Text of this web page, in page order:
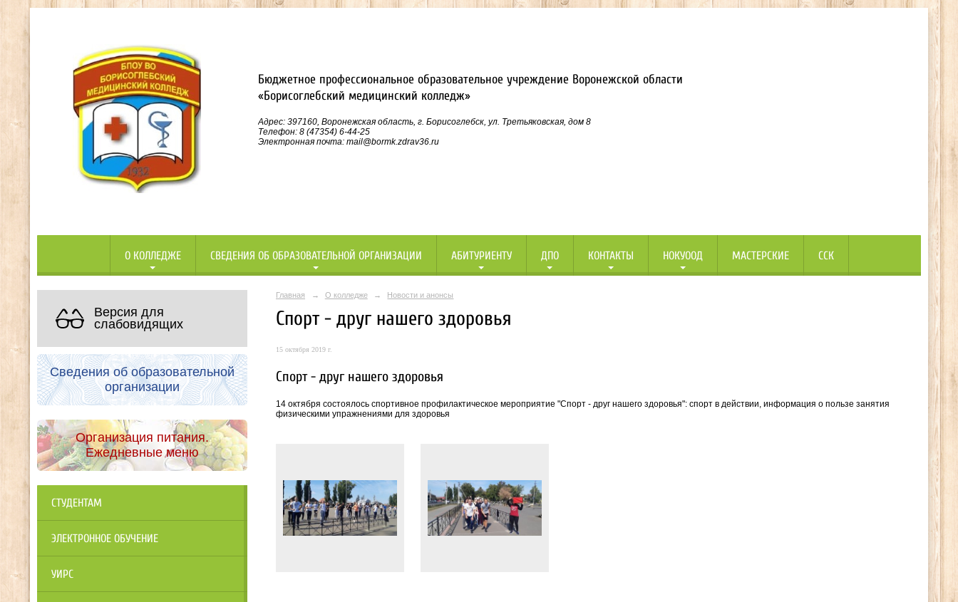
Бюджетное профессиональное образовательное учреждение Воронежской области
«Борисоглебский медицинский колледж»
Адрес: 397160, Воронежская область, г. Борисоглебск, ул. Третьяковская, дом 8
Телефон: 8 (47354) 6-44-25
Электронная почта: mail@bormk.zdrav36.ru
О КОЛЛЕДЖЕ СВЕДЕНИЯ ОБ ОБРАЗОВАТЕЛЬНОЙ ОРГАНИЗАЦИИ АБИТУРИЕНТУ ДПО КОНТАКТЫ НОКУООД МАСТЕРСКИЕ ССК
Версия для
слабовидящих
Сведения об образовательной
организации
Организация питания.
Ежедневные меню
СТУДЕНТАМ
ЭЛЕКТРОННОЕ ОБУЧЕНИЕ
УИРС
Главная → О колледже → Новости и анонсы
Спорт - друг нашего здоровья
15 октября 2019 г.
Спорт - друг нашего здоровья
14 октября состоялось спортивное профилактическое мероприятие "Спорт - друг нашего здоровья": спорт в действии, информация о пользе занятия
физическими упражнениями для здоровья